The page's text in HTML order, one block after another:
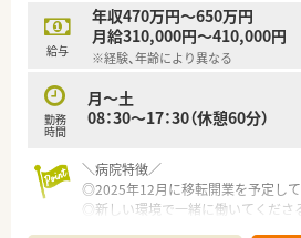
給与
年収470万円～650万円
月給310,000円～410,000円
※経験、年齢により異なる
勤務
時間
月～土
08：30～17：30（休憩60分）
＼病院特徴／
◎2025年12月に移転開業を予定し
◎新しい環境で一緒に働いてくださ